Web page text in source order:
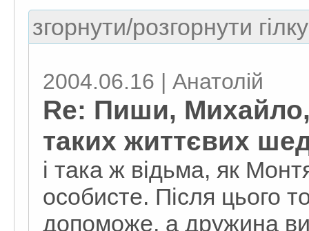
згорнути/розгорнути
2004.06.16 | Анатолій
Re: Пиши,
таких життєвих
і така ж відьма, як
особисте. Після цього
допоможе, а дружина